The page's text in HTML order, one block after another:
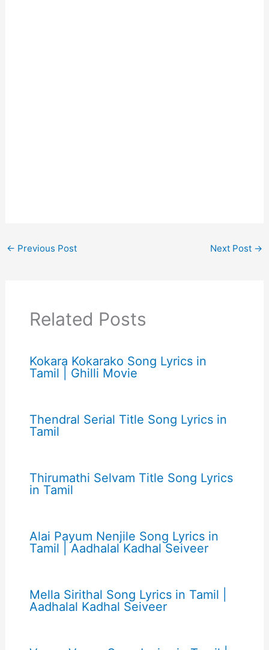
← Previous Post Next Post →
Related Posts
Kokara Kokarako Song Lyrics in
Tamil | Ghilli Movie
Thendral Serial Title Song Lyrics in
Tamil
Thirumathi Selvam Title Song Lyrics
in Tamil
Alai Payum Nenjile Song Lyrics in
Tamil | Aadhalal Kadhal Seiveer
Mella Sirithal Song Lyrics in Tamil |
Aadhalal Kadhal Seiveer